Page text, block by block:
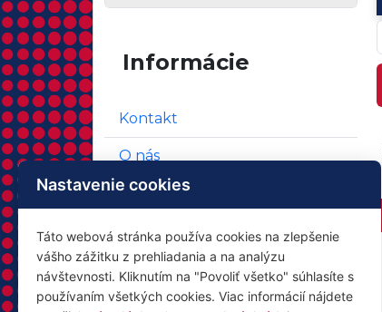
Informácie
Kontakt
O nás
Obchodné podmienky
Ochrana osobných údajov
Nastavenie cookies
Táto webová stránka používa cookies na zlepšenie
vášho zážitku z prehliadania a na analýzu
návštevnosti. Kliknutím na "Povoliť všetko" súhlasíte s
používaním všetkých cookies. Viac informácií nájdete